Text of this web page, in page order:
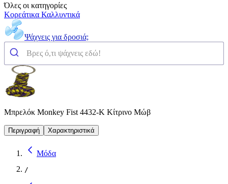
Όλες οι κατηγορίες
Κορεάτικα Καλλυντικά
Ψάχνεις για δροσιά;
Μπρελόκ Monkey Fist 4432-K Κίτρινο Μώβ
Περιγραφή Χαρακτηριστικά
Μόδα
/